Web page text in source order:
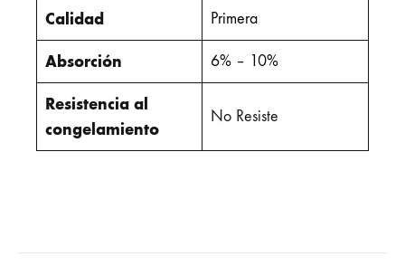
Calidad Primera
Absorción 6% – 10%
Resistencia al
congelamiento
No Resiste